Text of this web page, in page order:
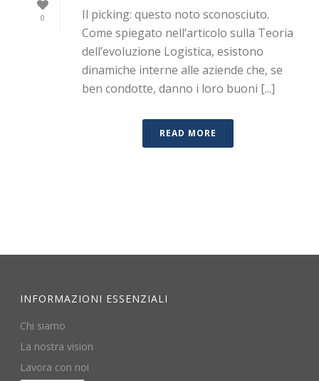
0
Il picking: questo noto sconosciuto.
Come spiegato nell’articolo sulla Teoria
dell’evoluzione Logistica, esistono
dinamiche interne alle aziende che, se
ben condotte, danno i loro buoni [...]
READ MORE
INFORMAZIONI ESSENZIALI
Chi siamo
La nostra vision
Lavora con noi